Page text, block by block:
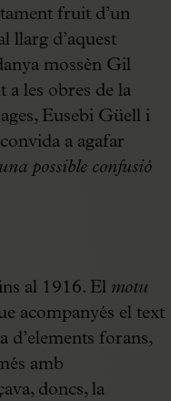
fruit d’un
llarg d’aquest
mossèn Gil
a les obres de la
Eusebi Güell i
a agafar
possible confusió
al 1916. El motu
acompanyés el text
d’elements forans,
amb
doncs, la